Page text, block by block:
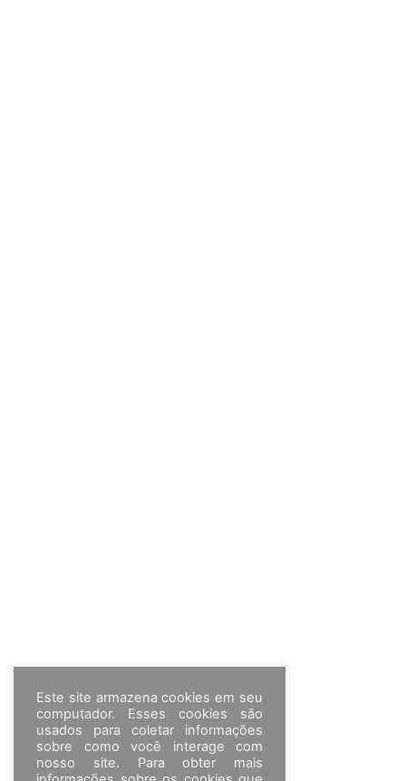
Este site armazena cookies em seu
computador. Esses cookies são
usados para coletar informações
sobre como você interage com
nosso site. Para obter mais